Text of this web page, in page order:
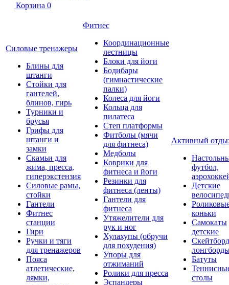
Корзина 0
Силовые тренажеры
Блины для
штанги
Стойки для
гантелей,
блинов, гирь
Турники и
брусья
Грифы для
штанги и
замки
Скамьи для
жима, пресса,
гиперэкстензия
Силовые рамы,
стойки
Гантели
Фитнес
станции
Гири
Ручки и тяги
для тренажеров
Пояса
атлетические,
лямки,
Фитнес
Координационные
лестницы
Блоки для йоги
Бодибары
(гимнастические
палки)
Колеса для йоги
Кольца для
пилатеса
Степ платформы
Фитболы (мячи
для фитнеса)
Медболы
Коврики для
фитнеса и йоги
Резинки для
фитнеса (ленты)
Гантели для
фитнеса
Утяжелители для
рук и ног
Хулахупы (обручи
для похудения)
Упоры для
отжиманий
Ролики для пресса
Эспандеры
Активный
футбол,
Детские
коньки
Самокаты
детские
Батуты
столы